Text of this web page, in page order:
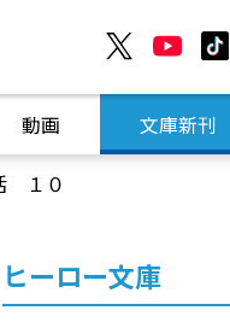
動画 文庫新刊
１０
ヒーロー文庫